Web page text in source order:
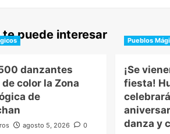
te puede interesar
danzantes
color la Zona
de
agosto 5, 2026 0
Pueblos
¡Se
fiesta!
danza y